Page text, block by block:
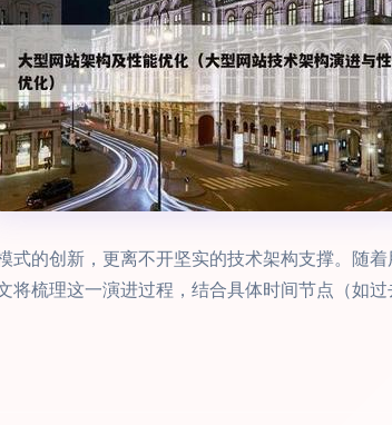
的创新，更离不开坚实的技术架构支撑。随
将梳理这一演进过程，结合具体时间节点（如